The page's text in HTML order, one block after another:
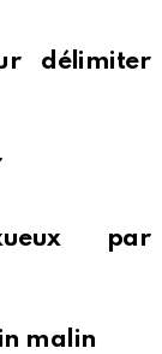
délimiter
par
malin